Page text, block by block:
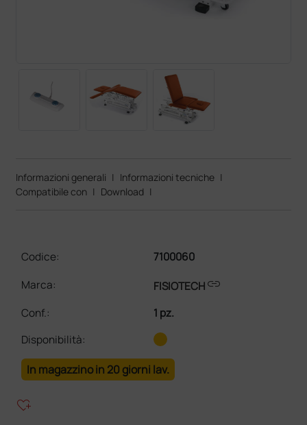
Informazioni generali | Informazioni tecniche |
Compatibile con | Download |
Codice:
7100060
Marca:
FISIOTECHlink
Conf.:
1 pz.
Disponibilità:
In magazzino in 20 giorni lav.
heart_plus